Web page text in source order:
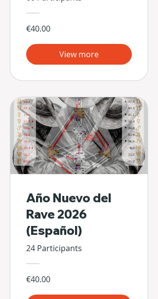
€40.00
View more
Año Nuevo del
Rave 2026
(Español)
24 Participants
€40.00